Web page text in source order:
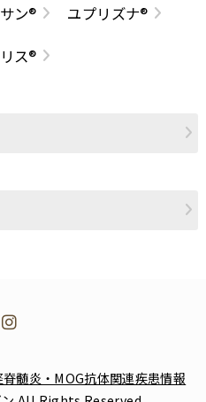
ン®
ユプリズナ®
ス®
髄炎・MOG抗体関連疾患情報